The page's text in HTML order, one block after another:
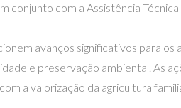
conjunto com a Assistência
avanços significativos para os
e preservação ambiental. As
a valorização da agricultura